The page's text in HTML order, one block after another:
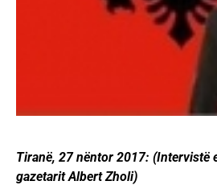
Tiranë, 27 nëntor 2017: (Intervistë
gazetarit Albert Zholi)